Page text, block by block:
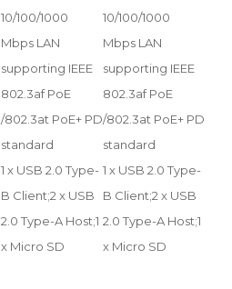
10/100/1000
Mbps LAN
supporting IEEE
802.3af PoE
/802.3at PoE+ PD
standard
10/100/1000
Mbps LAN
supporting IEEE
802.3af PoE
/802.3at PoE+ PD
standard
1 x USB 2.0 Type-
B Client;2 x USB
2.0 Type-A Host;1
x Micro SD
1 x USB 2.0 Type-
B Client;2 x USB
2.0 Type-A Host;1
x Micro SD